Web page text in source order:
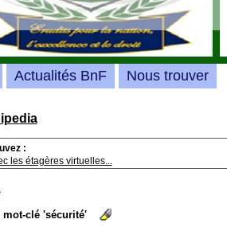
:
les étagères virtuelles...
mot-clé 'sécurité'
Actualités BnF Nous trouver